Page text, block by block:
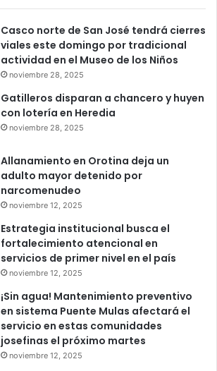
Casco norte de San José tendrá cierres
viales este domingo por tradicional
actividad en el Museo de los Niños
noviembre 28, 2025
Gatilleros disparan a chancero y huyen
con lotería en Heredia
noviembre 28, 2025
Allanamiento en Orotina deja un
adulto mayor detenido por
narcomenudeo
noviembre 12, 2025
Estrategia institucional busca el
fortalecimiento atencional en
servicios de primer nivel en el país
noviembre 12, 2025
¡Sin agua! Mantenimiento preventivo
en sistema Puente Mulas afectará el
servicio en estas comunidades
josefinas el próximo martes
noviembre 12, 2025